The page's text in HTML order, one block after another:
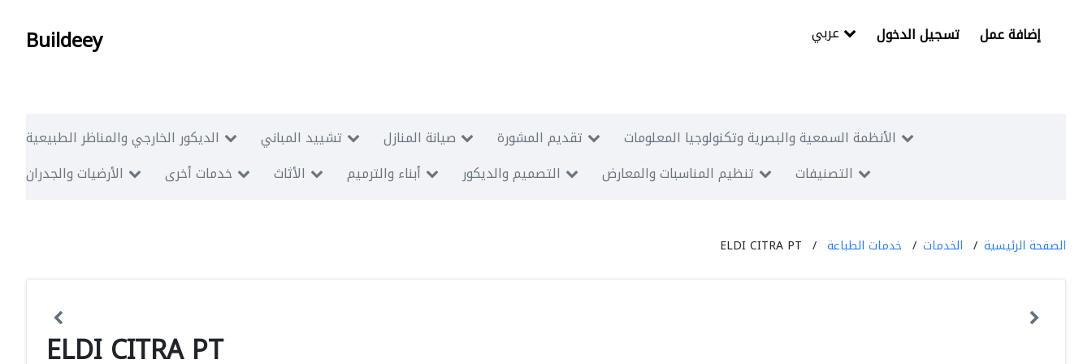
Buildeey تسجيل الدخول إضافة عمل
الديكور الخارجي والمناظر الطبيعية تشييد المباني صيانة المنازل تقديم المشورة
الأنظمة السمعية والبصرية وتكنولوجيا المعلومات
الأرضيات والجدران
خدمات أخرى الأثاث أبناء والترميم التصميم والديكور تنظيم المناسبات والمعارض التصنيفات
الصفحة الرئيسية الخدمات خدمات الطباعة ELDI CITRA PT
ELDI CITRA PT